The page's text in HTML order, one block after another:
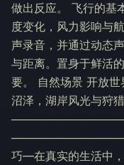
做出反应。 飞行的基
度变化，风力影响与
声录音，并通过动态
与距离。置身于鲜活
要。 自然场景 开放
沼泽，湖岸风光与狩
巧—在真实的生活中